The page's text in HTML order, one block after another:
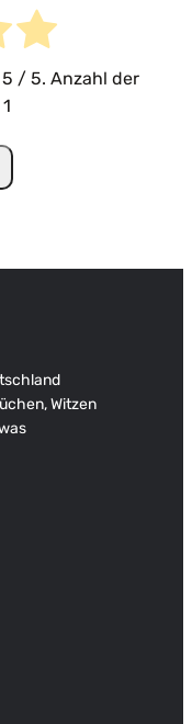
5 / 5. Anzahl der
1
Witzen